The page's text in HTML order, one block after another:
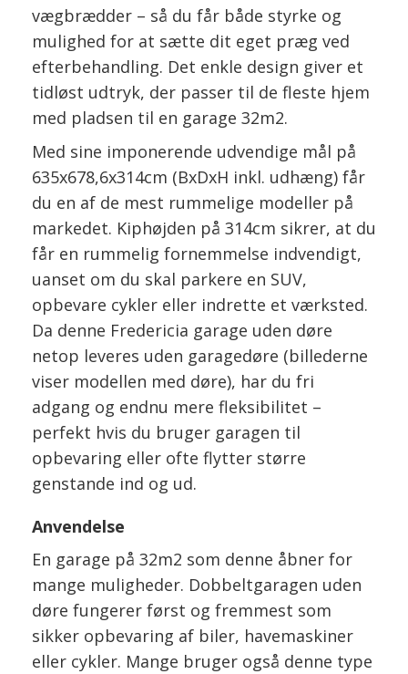
vægbrædder – så du får både styrke og
mulighed for at sætte dit eget præg ved
efterbehandling. Det enkle design giver et
tidløst udtryk, der passer til de fleste hjem
med pladsen til en garage 32m2.
Med sine imponerende udvendige mål på
635x678,6x314cm (BxDxH inkl. udhæng) får
du en af de mest rummelige modeller på
markedet. Kiphøjden på 314cm sikrer, at du
får en rummelig fornemmelse indvendigt,
uanset om du skal parkere en SUV,
opbevare cykler eller indrette et værksted.
Da denne Fredericia garage uden døre
netop leveres uden garagedøre (billederne
viser modellen med døre), har du fri
adgang og endnu mere fleksibilitet –
perfekt hvis du bruger garagen til
opbevaring eller ofte flytter større
genstande ind og ud.
Anvendelse
En garage på 32m2 som denne åbner for
mange muligheder. Dobbeltgaragen uden
døre fungerer først og fremmest som
sikker opbevaring af biler, havemaskiner
eller cykler. Mange bruger også denne type